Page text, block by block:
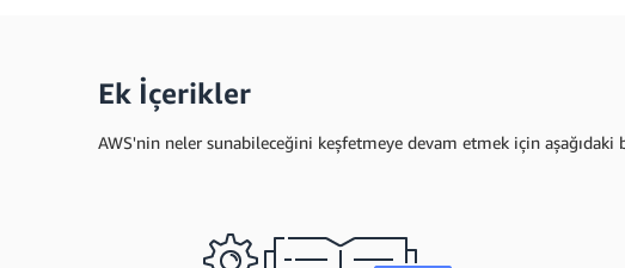
Ek İçerikler
AWS'nin neler sunabileceğini keşfetmeye devam etmek için aşağıdaki